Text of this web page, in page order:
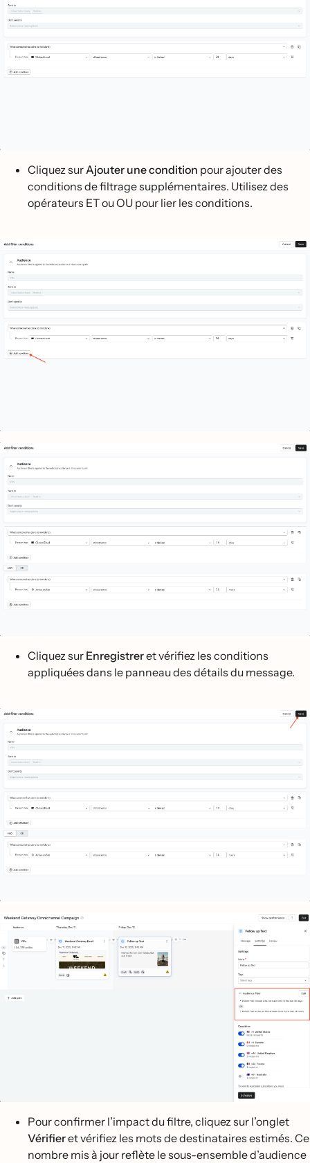
Cliquez sur Ajouter une condition pour ajouter des
conditions de filtrage supplémentaires. Utilisez des
opérateurs ET ou OU pour lier les conditions.
Cliquez sur Enregistreret vérifiez les conditions
appliquées dans le panneau des détails du message.
Pour confirmer l’impact du filtre, cliquez sur l’onglet
Vérifieret vérifiez les mots de destinataires estimés. Ce
nombre mis à jour reflète le sous-ensemble d’audience